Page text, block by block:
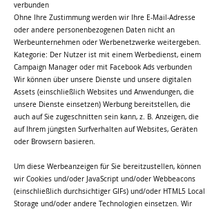
verbunden
Ohne Ihre Zustimmung werden wir Ihre E-Mail-Adresse
oder andere personenbezogenen Daten nicht an
Werbeunternehmen oder Werbenetzwerke weitergeben.
Kategorie: Der Nutzer ist mit einem Werbedienst, einem
Campaign Manager oder mit Facebook Ads verbunden
Wir können über unsere Dienste und unsere digitalen
Assets (einschließlich Websites und Anwendungen, die
unsere Dienste einsetzen) Werbung bereitstellen, die
auch auf Sie zugeschnitten sein kann, z. B. Anzeigen, die
auf Ihrem jüngsten Surfverhalten auf Websites, Geräten
oder Browsern basieren.
Um diese Werbeanzeigen für Sie bereitzustellen, können
wir Cookies und/oder JavaScript und/oder Webbeacons
(einschließlich durchsichtiger GIFs) und/oder HTML5 Local
Storage und/oder andere Technologien einsetzen. Wir